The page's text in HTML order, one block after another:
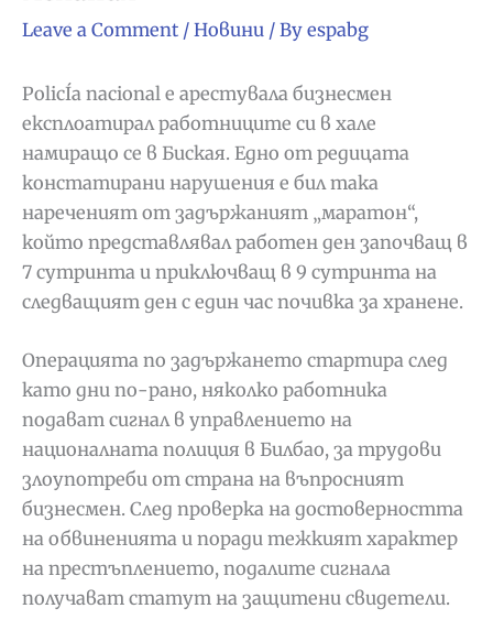
Leave a Comment / Новини / By espabg
PolicÍa nacional е арестувала бизнесмен
експлоатирал работниците си в хале
намиращо се в Биская. Едно от редицата
констатирани нарушения е бил така
нареченият от задържаният „маратон“,
който представлявал работен ден започващ в
7 сутринта и приключващ в 9 сутринта на
следващият ден с един час почивка за хранене.
Операцията по задържането стартира след
като дни по-рано, няколко работника
подават сигнал в управлението на
националната полиция в Билбао, за трудови
злоупотреби от страна на въпросният
бизнесмен. След проверка на достоверността
на обвиненията и поради тежкият характер
на престъплението, подалите сигнала
получават статут на защитени свидетели.